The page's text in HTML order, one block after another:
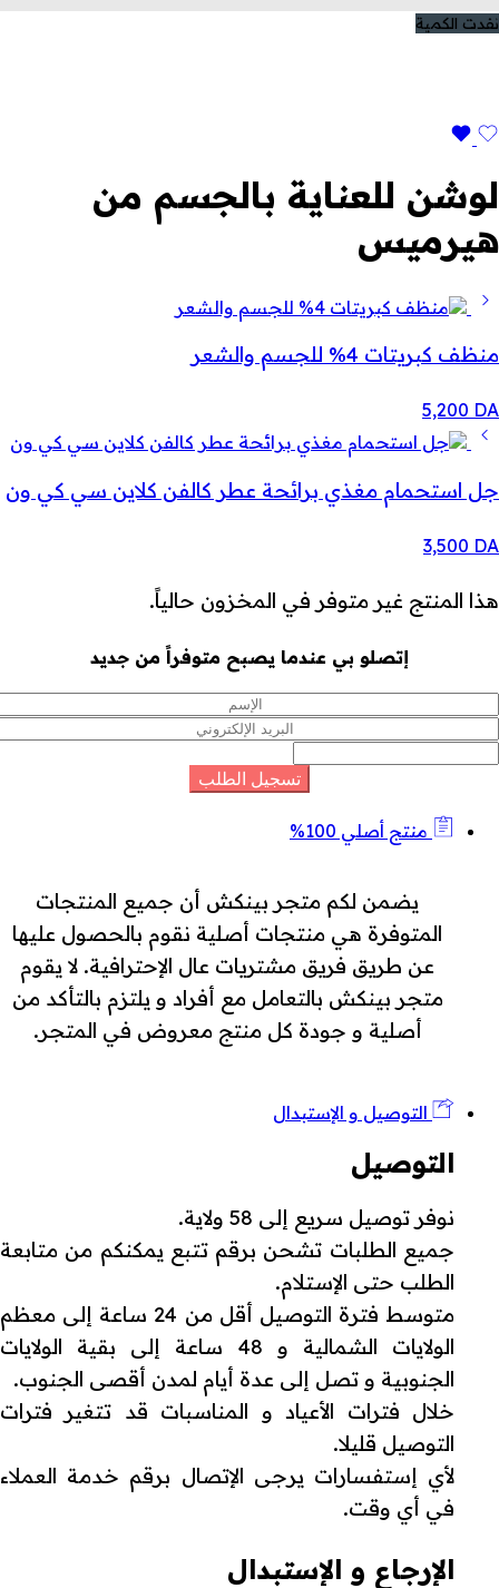
نفدت الكمية
لوشن للعناية بالجسم من
هيرميس
منظف ​​كبريتات 4% للجسم والشعر
5,200 DA
جل استحمام مغذي برائحة عطر كالفن كلاين سي كي ون
3,500 DA
هذا المنتج غير متوفر في المخزون حالياً.
إتصلو بي عندما يصبح متوفراً من جديد
منتج أصلي 100%
يضمن لكم متجر بينكش أن جميع المنتجات
المتوفرة هي منتجات أصلية نقوم بالحصول عليها
عن طريق فريق مشتريات عال الإحترافية. لا يقوم
متجر بينكش بالتعامل مع أفراد و يلتزم بالتأكد من
أصلية و جودة كل منتج معروض في المتجر.
التوصيل و الإستبدال
التوصيل
نوفر توصيل سريع إلى 58 ولاية.
جميع الطلبات تشحن برقم تتبع يمكنكم من متابعة
الطلب حتى الإستلام.
متوسط فترة التوصيل أقل من 24 ساعة إلى معظم
الولايات الشمالية و 48 ساعة إلى بقية الولايات
الجنوبية و تصل إلى عدة أيام لمدن أقصى الجنوب.
خلال فترات الأعياد و المناسبات قد تتغير فترات
التوصيل قليلا.
لأي إستفسارات يرجى الإتصال برقم خدمة العملاء
في أي وقت.
الإرجاع و الإستبدال